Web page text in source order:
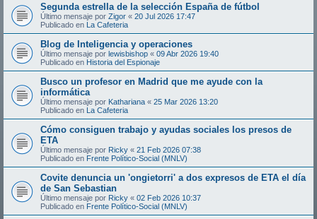
Segunda estrella de la selección España de fútbol
Último mensaje por Zigor « 20 Jul 2026 17:47
Publicado en La Cafeteria
Blog de Inteligencia y operaciones
Último mensaje por lewisbishop « 09 Abr 2026 19:40
Publicado en Historia del Espionaje
Busco un profesor en Madrid que me ayude con la
informática
Último mensaje por Kathariana « 25 Mar 2026 13:20
Publicado en La Cafeteria
Cómo consiguen trabajo y ayudas sociales los presos de
ETA
Último mensaje por Ricky « 21 Feb 2026 07:38
Publicado en Frente Político-Social (MNLV)
Covite denuncia un 'ongietorri' a dos expresos de ETA el día
de San Sebastian
Último mensaje por Ricky « 02 Feb 2026 10:37
Publicado en Frente Político-Social (MNLV)